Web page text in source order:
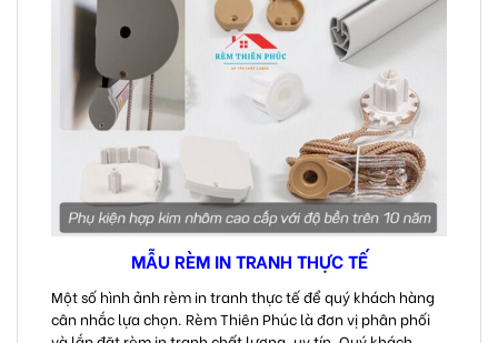
MẪU RÈM IN TRANH THỰC TẾ
Một số hình ảnh rèm in tranh thực tế để quý khách hàng
cân nhắc lựa chọn. Rèm Thiên Phúc là đơn vị phân phối